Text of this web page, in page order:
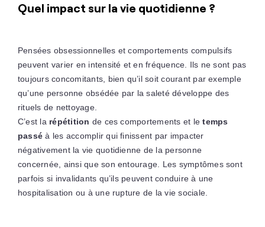
Quel impact sur la vie quotidienne ?
Pensées obsessionnelles et comportements compulsifs
peuvent varier en intensité et en fréquence. Ils ne sont pas
toujours concomitants, bien qu’il soit courant par exemple
qu’une personne obsédée par la saleté développe des
rituels de nettoyage.
C’est la répétition de ces comportements et letemps
passé à les accomplir qui finissent par impacter
négativement la vie quotidienne de la personne
concernée, ainsi que son entourage. Les symptômes sont
parfois si invalidants qu’ils peuvent conduire à une
hospitalisation ou à une rupture de la vie sociale.